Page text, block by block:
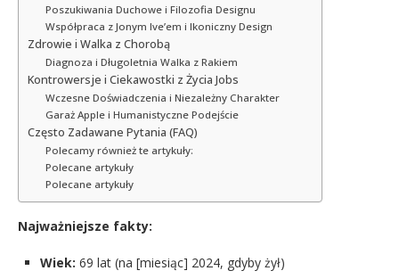
Poszukiwania Duchowe i Filozofia Designu
Współpraca z Jonym Ive’em i Ikoniczny Design
Zdrowie i Walka z Chorobą
Diagnoza i Długoletnia Walka z Rakiem
Kontrowersje i Ciekawostki z Życia Jobs
Wczesne Doświadczenia i Niezależny Charakter
Garaż Apple i Humanistyczne Podejście
Często Zadawane Pytania (FAQ)
Polecamy również te artykuły:
Polecane artykuły
Polecane artykuły
Najważniejsze fakty:
Wiek: 69 lat (na [miesiąc] 2024, gdyby żył)